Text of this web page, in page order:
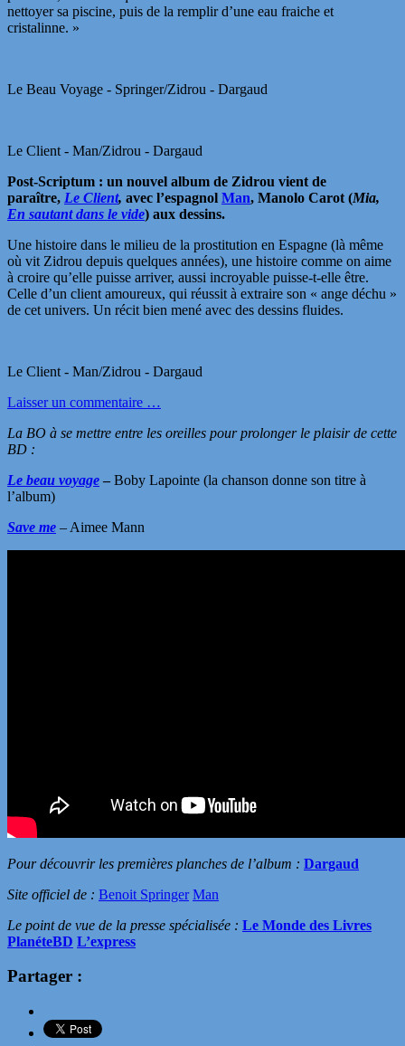
nettoyer sa piscine, puis de la remplir d’une eau fraiche et
cristalinne. »
Le Beau Voyage - Springer/Zidrou - Dargaud
Le Client - Man/Zidrou - Dargaud
Post-Scriptum : un nouvel album de Zidrou vient de
paraître, Le Client, avec l’espagnol Man, Manolo Carot (Mia,
En sautant dans le vide) aux dessins.
Une histoire dans le milieu de la prostitution en Espagne (là même
où vit Zidrou depuis quelques années), une histoire comme on aime
à croire qu’elle puisse arriver, aussi incroyable puisse-t-elle être.
Celle d’un client amoureux, qui réussit à extraire son « ange déchu »
de cet univers. Un récit bien mené avec des dessins fluides.
Le Client - Man/Zidrou - Dargaud
Laisser un commentaire …
La BO à se mettre entre les oreilles pour prolonger le plaisir de cette
BD :
Le beau voyage –Boby Lapointe (la chanson donne son titre à
l’album)
Save me – Aimee Mann
Pour découvrir les premières planches de l’album : Dargaud
Site officiel de : Benoit Springer Man
Le point de vue de la presse spécialisée : Le Monde des Livres
PlanéteBD L’express
Partager :